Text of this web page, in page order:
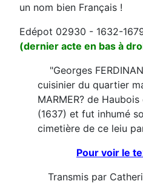
un nom bien Français !
Edépot 02930 - 1632-
(dernier acte en bas à
"Georges
cuisinier du quartier
MARMER? de
(1637) et fut inhumé
cimetière de ce leiu
Pour voir le
Transmis par